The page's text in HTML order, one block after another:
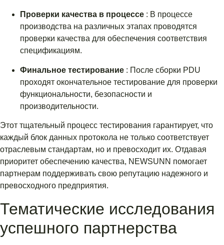
Проверки качества в процессе : В процессе
производства на различных этапах проводятся
проверки качества для обеспечения соответствия
спецификациям.
Финальное тестирование : После сборки PDU
проходят окончательное тестирование для проверки
функциональности, безопасности и
производительности.
Этот тщательный процесс тестирования гарантирует, что
каждый блок данных протокола не только соответствует
отраслевым стандартам, но и превосходит их. Отдавая
приоритет обеспечению качества, NEWSUNN помогает
партнерам поддерживать свою репутацию надежного и
превосходного предприятия.
Тематические исследования
успешного партнерства